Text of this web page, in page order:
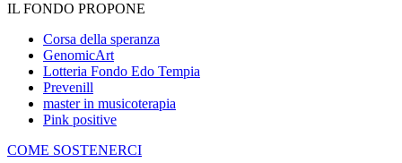
IL FONDO PROPONE
Corsa della speranza
GenomicArt
Lotteria Fondo Edo Tempia
Prevenill
master in musicoterapia
Pink positive
COME SOSTENERCI